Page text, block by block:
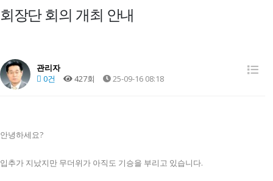
회장단 회의 개최 안내
관리자
0건
427회 25-09-16 08:18
안녕하세요?
입추가 지났지만 무더위가 아직도 기승을 부리고 있습니다.